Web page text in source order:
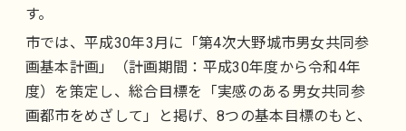
す。
市では、平成30年3月に「第4次大野城市男女共同参
画基本計画」（計画期間：平成30年度から令和4年
度）を策定し、総合目標を「実感のある男女共同参
画都市をめざして」と掲げ、8つの基本目標のもと、